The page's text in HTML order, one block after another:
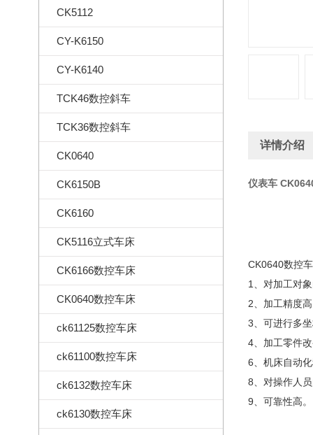
CK5112
CY-K6150
CY-K6140
TCK46数控斜车
TCK36数控斜车
CK0640
CK6150B
CK6160
CK5116立式车床
CK6166数控车床
CK0640数控车床
ck61125数控车床
ck61100数控车床
ck6132数控车床
ck6130数控车床
详情介绍
仪表车
CK0640数控
1、对加工对
2、加工精度
3、可进行多
4、加工零件
6、机床自动
8、对操作人
9、可靠性高。